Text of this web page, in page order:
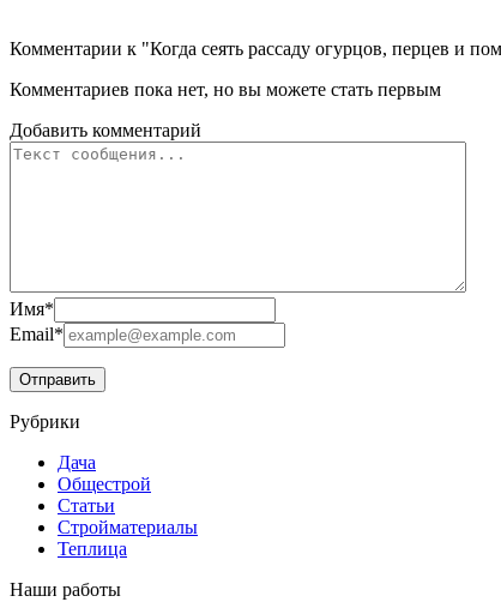
Комментарии к "Когда сеять рассаду огурцов, перцев и
Комментариев пока нет, но вы можете стать первым
Добавить комментарий
Имя*
Email*
Рубрики
Дача
Общестрой
Статьи
Стройматериалы
Теплица
Наши работы